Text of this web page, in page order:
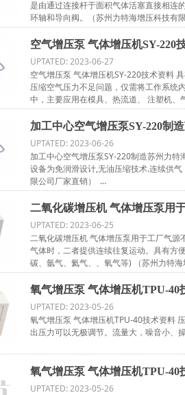
是由通过连接杆于面积气体活塞直接相连
环轴和导向阀。（苏州力特海增压科技有
空气增压泵 气体增压机SY-220
UPTATED: 2023-06-27
空气增压泵 气体增压机SY-220技术资料
压缩空气压力不足问题，仅需将工作系统
中，主要应用在模具、热流道、 注塑机
加工中心空气增压泵SY-220制
UPTATED: 2023-06-26
加工中心空气增压泵SY-220制造苏州力
设备为免润滑设计,无油压缩技术.连续供
限公司厂家直销） ...
二氧化碳增压机 气体增压泵用
UPTATED: 2023-06-25
二氧化碳增压机 气体增压泵用于工厂气
气体时，二者提供连续往复运动。具有方
碳、氩气、氦气、、氧气等) （苏州力特
氧气增压泵 气体增压机TPU-40
UPTATED: 2023-05-26
氧气增压泵 气体增压机TPU-40技术资料
出压力可以无极调节。流量大，噪音小、
氧气增压泵 气体增压机TPU-40
UPTATED: 2023-05-26